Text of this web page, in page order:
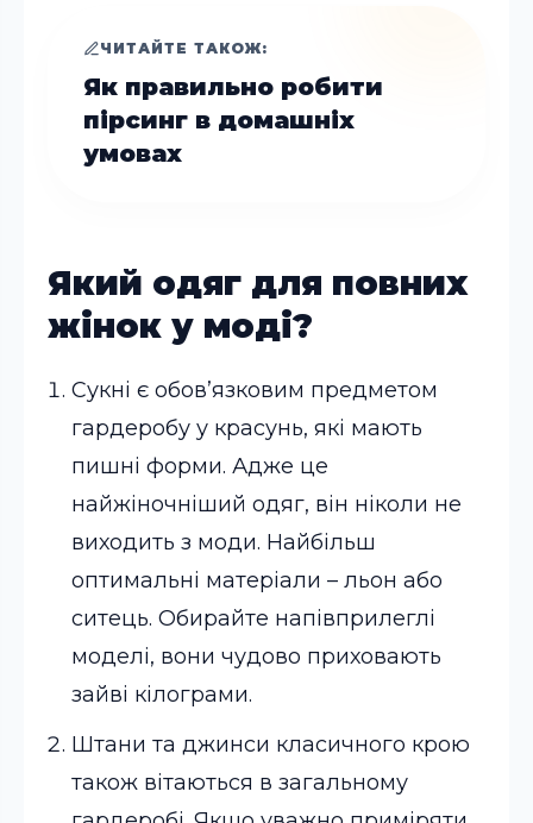
ЧИТАЙТЕ ТАКОЖ:
Як правильно робити
пірсинг в домашніх
умовах
Який одяг для повних
жінок у моді?
Сукні є обов’язковим предметом
гардеробу у красунь, які мають
пишні форми. Адже це
найжіночніший одяг, він ніколи не
виходить з моди. Найбільш
оптимальні матеріали – льон або
ситець. Обирайте напівприлеглі
моделі, вони чудово приховають
зайві кілограми.
Штани та джинси класичного крою
також вітаються в загальному